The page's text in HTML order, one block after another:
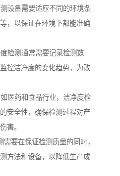
设备需要适应不同的环境条
，以保证在环境下都能准确
检测通常需要记录检测数
控洁净度的变化趋势，为改
医药和食品行业，洁净度检
安全性，确保检测过程对产
害。
要在保证检测质量的同时，
方法和设备，以降低生产成